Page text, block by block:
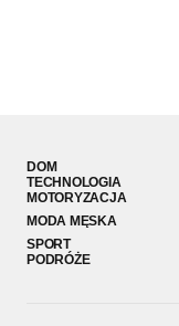
DOM
TECHNOLOGIA
MOTORYZACJA
MODA MĘSKA
SPORT
PODRÓŻE